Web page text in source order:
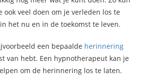
ook veel doen om je verleden los te
het nu en in de toekomst te leven.
een bepaalde herinnering
van hebt. Een hypnotherapeut kan je
om de herinnering los te laten.